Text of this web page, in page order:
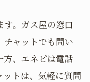
。ガス屋の窓口
チャットでも問い
、エネピは電話
ットは、気軽に質問